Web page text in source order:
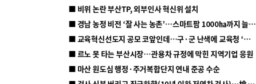
■ 비위 논란 부산TP, 외부인사 혁신위 설치
■ 경남 농정 비전 ‘잘 사는 농촌’…스마트팜 1000㏊까지 늘린다
■ 교육혁신선도지 공모 코앞인데…구·군 난색에 교육청 ‘쩔쩔’
■ 르노 못 타는 부산시장…관용차 규정에 막힌 지역기업 응원
■ 마산 원도심 행정·주거복합단지 연내 준공 수순